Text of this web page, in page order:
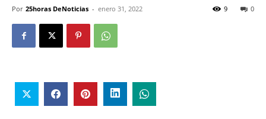
Por 25horas DeNoticias - enero 31, 2022 0
9